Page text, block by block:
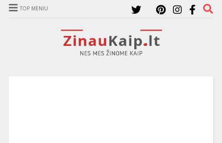
TOP MENIU